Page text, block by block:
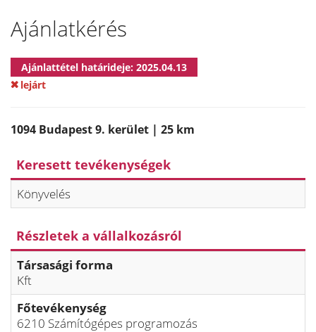
Ajánlatkérés
Ajánlattétel határideje: 2025.04.13
lejárt
1094 Budapest 9. kerület | 25 km
Keresett tevékenységek
Könyvelés
Részletek a vállalkozásról
Társasági forma
Kft
Főtevékenység
6210 Számítógépes programozás